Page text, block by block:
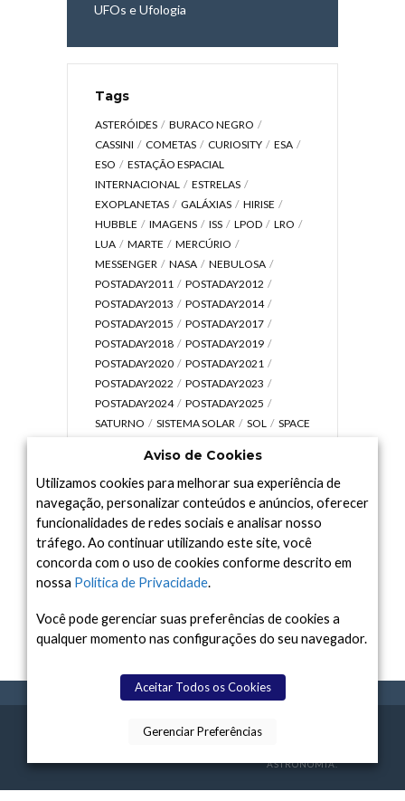
UFOs e Ufologia
Tags
ASTERÓIDES
BURACO NEGRO
CASSINI
COMETAS CURIOSITY
ESA
ESO
ESTAÇÃO ESPACIAL
INTERNACIONAL
ESTRELAS
EXOPLANETAS
GALÁXIAS
HIRISE
HUBBLE
IMAGENS ISS LPOD
LRO
LUA
MARTE
MERCÚRIO
MESSENGER
NASA
NEBULOSA
POSTADAY2011
POSTADAY2012
POSTADAY2013
POSTADAY2014
POSTADAY2015
POSTADAY2017
POSTADAY2018
POSTADAY2019
POSTADAY2020
POSTADAY2021
POSTADAY2022
POSTADAY2023
POSTADAY2024
POSTADAY2025
SATURNO
SISTEMA SOLAR SOL
SPACE
UNIVERSO
VÍDEO
Arquivo
Arquivo
TERMOS CONTATO SPACE TODAY
ASTRONOMIA.
Aviso de Cookies
Utilizamos cookies para melhorar sua experiência de
navegação, personalizar conteúdos e anúncios, oferecer
funcionalidades de redes sociais e analisar nosso
tráfego. Ao continuar utilizando este site, você
concorda com o uso de cookies conforme descrito em
nossa Política de Privacidade.
Você pode gerenciar suas preferências de cookies a
qualquer momento nas configurações do seu navegador.
Aceitar Todos os Cookies
Gerenciar Preferências